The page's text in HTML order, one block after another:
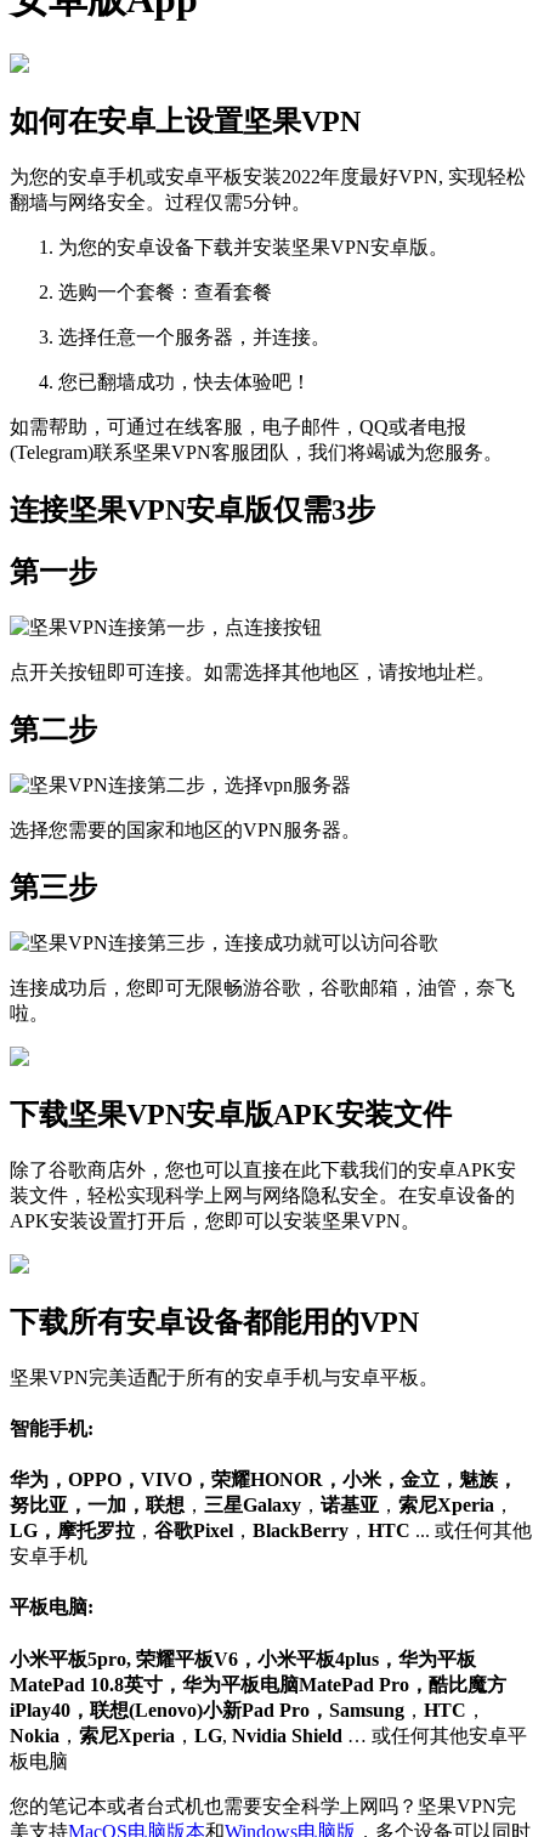
如何在安卓上设置坚果VPN
为您的安卓手机或安卓平板安装2022年度最好VPN, 实现轻松
翻墙与网络安全。过程仅需5分钟。
为您的安卓设备下载并安装坚果VPN安卓版。
选购一个套餐：查看套餐
选择任意一个服务器，并连接。
您已翻墙成功，快去体验吧！
如需帮助，可通过在线客服，电子邮件，QQ或者电报
(Telegram)联系坚果VPN客服团队，我们将竭诚为您服务。
连接坚果VPN安卓版仅需3步
第一步
点开关按钮即可连接。如需选择其他地区，请按地址栏。
第二步
选择您需要的国家和地区的VPN服务器。
第三步
连接成功后，您即可无限畅游谷歌，谷歌邮箱，油管，奈飞
啦。
下载坚果VPN安卓版APK安装文件
除了谷歌商店外，您也可以直接在此下载我们的安卓APK安
装文件，轻松实现科学上网与网络隐私安全。在安卓设备的
APK安装设置打开后，您即可以安装坚果VPN。
下载所有安卓设备都能用的VPN
坚果VPN完美适配于所有的安卓手机与安卓平板。
智能手机:
华为，OPPO，VIVO，荣耀HONOR，小米，金立，魅族，
努比亚，一加，联想 ， 三星Galaxy ， 诺基亚 ， 索尼Xperia ，
LG，摩托罗拉 ， 谷歌Pixel ， BlackBerry ， HTC ... 或任何其他
安卓手机
平板电脑:
小米平板5pro, 荣耀平板V6，小米平板4plus，华为平板
MatePad 10.8英寸，华为平板电脑MatePad Pro，酷比魔方
iPlay40，联想(Lenovo)小新Pad Pro，Samsung ， HTC ，
Nokia ， 索尼Xperia ， LG, Nvidia Shield … 或任何其他安卓平
板电脑
您的笔记本或者台式机也需要安全科学上网吗？坚果VPN完
美支持MacOS电脑版本和Windows电脑版 ，多个设备可以同时